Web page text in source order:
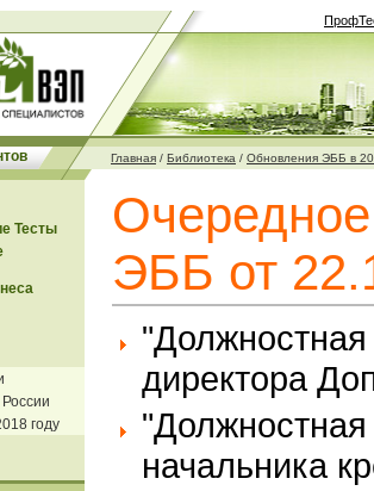
Главная / Библиотека / Обновления ЭББ в
Тесты
году
ЭББ от
"Должностная
директора
"Должностная
начальника